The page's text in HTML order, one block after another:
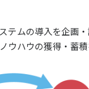
テムの導入を企
ハウの獲得・蓄